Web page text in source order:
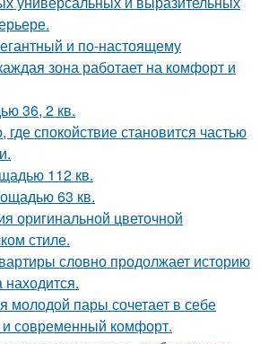
и по-настоящему
зона работает на комфорт и
36, 2 кв.
где спокойствие становится частью
112 кв.
63 кв.
оригинальной цветочной
стиле.
словно продолжает историю
молодой пары сочетает в себе
современный комфорт.